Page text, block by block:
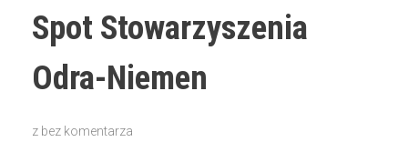
Spot Stowarzyszenia
Odra-Niemen
z bez komentarza